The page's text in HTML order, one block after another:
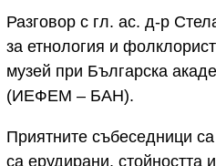
Разговор с гл. ас. д-р
за етнология и
музей при Българска
(ИЕФЕМ – БАН).
Приятните събеседници
са ерудирани, стойността